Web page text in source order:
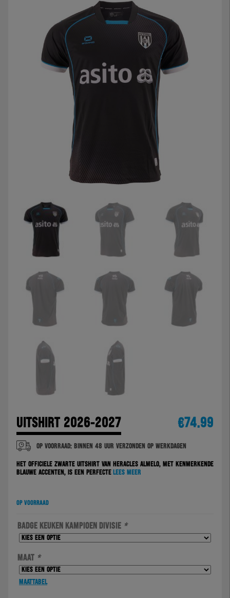
Training & travel
Casual
Fanartikelen
UITSHIRT 2026-2027 €74.99
Op voorraad: Binnen 48 uur verzonden op werkdagen
Het officiële zwarte uitshirt van Heracles Almelo, met kenmerkende
blauwe accenten, is een perfecte Lees meer
Op voorraad
BADGE KEUKEN KAMPIOEN DIVISIE *
MAAT *
Maattabel